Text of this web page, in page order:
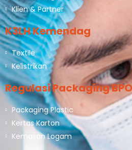
Klien & Partner
K3LH Kemendag
Textile
Kelistrikan
Regulasi Packaging
Packaging Plastic
Kertas Karton
Kemasan Logam